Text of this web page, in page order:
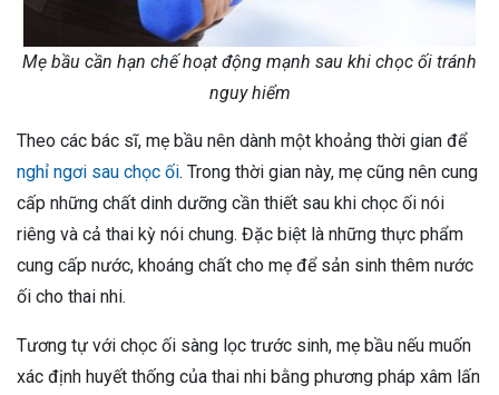
Mẹ bầu cần hạn chế hoạt động mạnh sau khi chọc ối tránh
nguy hiểm
Theo các bác sĩ, mẹ bầu nên dành một khoảng thời gian để
nghỉ ngơi sau chọc ối. Trong thời gian này, mẹ cũng nên cung
cấp những chất dinh dưỡng cần thiết sau khi chọc ối nói
riêng và cả thai kỳ nói chung. Đặc biệt là những thực phẩm
cung cấp nước, khoáng chất cho mẹ để sản sinh thêm nước
ối cho thai nhi.
Tương tự với chọc ối sàng lọc trước sinh, mẹ bầu nếu muốn
xác định huyết thống của thai nhi bằng phương pháp xâm lấn